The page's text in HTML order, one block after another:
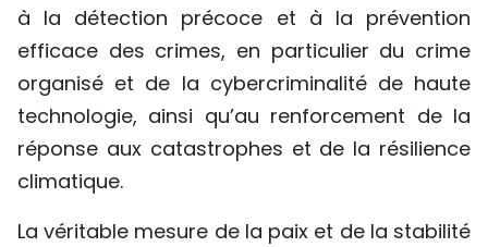
à la détection précoce et à la prévention
efficace des crimes, en particulier du crime
organisé et de la cybercriminalité de haute
technologie, ainsi qu’au renforcement de la
réponse aux catastrophes et de la résilience
climatique.
La véritable mesure de la paix et de la stabilité